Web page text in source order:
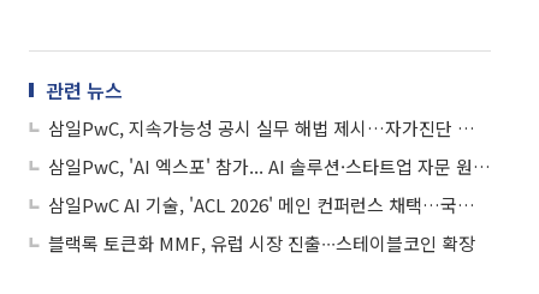
관련 뉴스
삼일PwC, 지속가능성 공시 실무 해법 제시…자가진단 체크리스트·단계별 로드맵 공개
삼일PwC, 'AI 엑스포' 참가... AI 솔루션·스타트업 자문 원스톱' 선보여
삼일PwC AI 기술, 'ACL 2026' 메인 컨퍼런스 채택…국내 회법 최초
블랙록 토큰화 MMF, 유럽 시장 진출∙∙∙스테이블코인 확장